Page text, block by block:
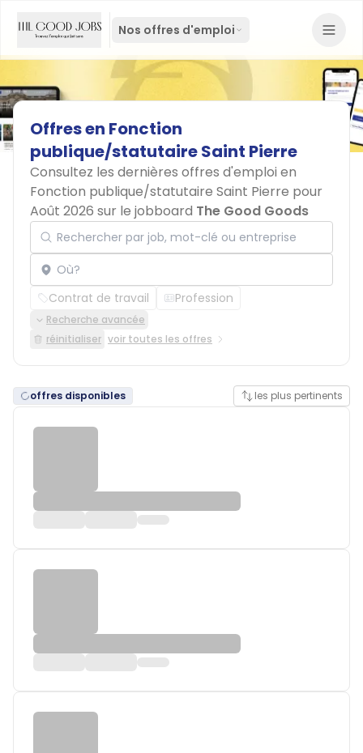
Nos offres d'emploi
Offresen Fonction
publique/statutaireSaint Pierre
Consultez les dernières offres d'emploi en
Fonction publique/statutaire Saint Pierre pour
Août 2026 sur le jobboard The Good Goods
Rechercher par job, mot-clé ou entreprise
Localisation
Contrat de travail Profession
Recherche avancée
réinitialiser voir toutes les offres
offres disponibles les plus pertinents